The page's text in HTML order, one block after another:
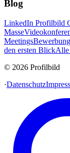
Blog
LinkedIn Profilbild
Masse
Meetings
den ersten Blick
© 2026 Profilbild
·Datenschutz